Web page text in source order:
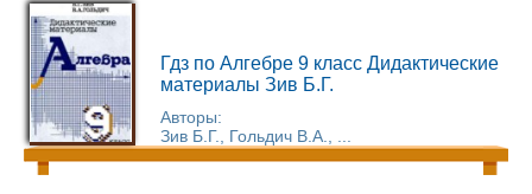
Гдз по Алгебре 9 класс Дидактические
материалы Зив Б.Г.
Авторы:
Зив Б.Г., Гольдич В.А., ...